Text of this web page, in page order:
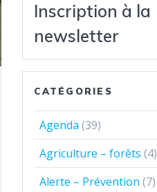
Inscription à la
newsletter
CATÉGORIES
Agenda (39)
Agriculture – forêts (4)
Alerte – Prévention (7)